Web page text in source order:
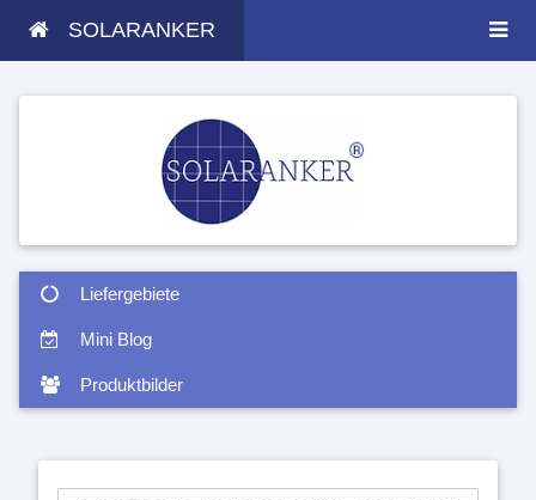
SOLARANKER
Liefergebiete
Mini Blog
Produktbilder